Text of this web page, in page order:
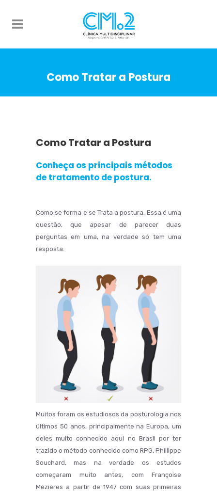
Como Tratar a Postura
Como Tratar a Postura
Conheça os principais métodos
de tratamento de postura.
Como se forma e se Trata a postura. Essa é uma
questão, que apesar de parecer duas
perguntas em uma, na verdade só tem uma
resposta.
Muitos foram os estudiosos da posturologia nos
últimos 50 anos, principalmente na Europa, um
deles muito conhecido aqui no Brasil por ter
trazido o método conhecido como RPG, Phillippe
Souchard, mas na verdade os estudos
começaram muito antes, com Françoise
Mézières a partir de 1947 com suas primeiras